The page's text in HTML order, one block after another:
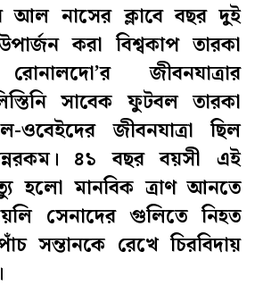
আল নাসের ক্লাবে বছর দুই
করা বিশ্বকাপ তারকা
রোনালদো’র জীবনযাত্রার
সাবেক ফুটবল তারকা
জীবনযাত্রা ছিল
৪১ বছর বয়সী এই
হলো মানবিক ত্রাণ আনতে
সেনাদের গুলিতে নিহত
সন্তানকে রেখে চিরবিদায়